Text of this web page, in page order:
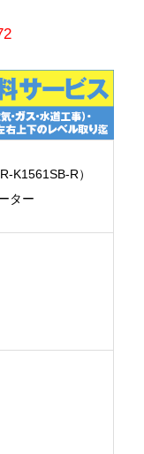
K1561SB-R）
ター